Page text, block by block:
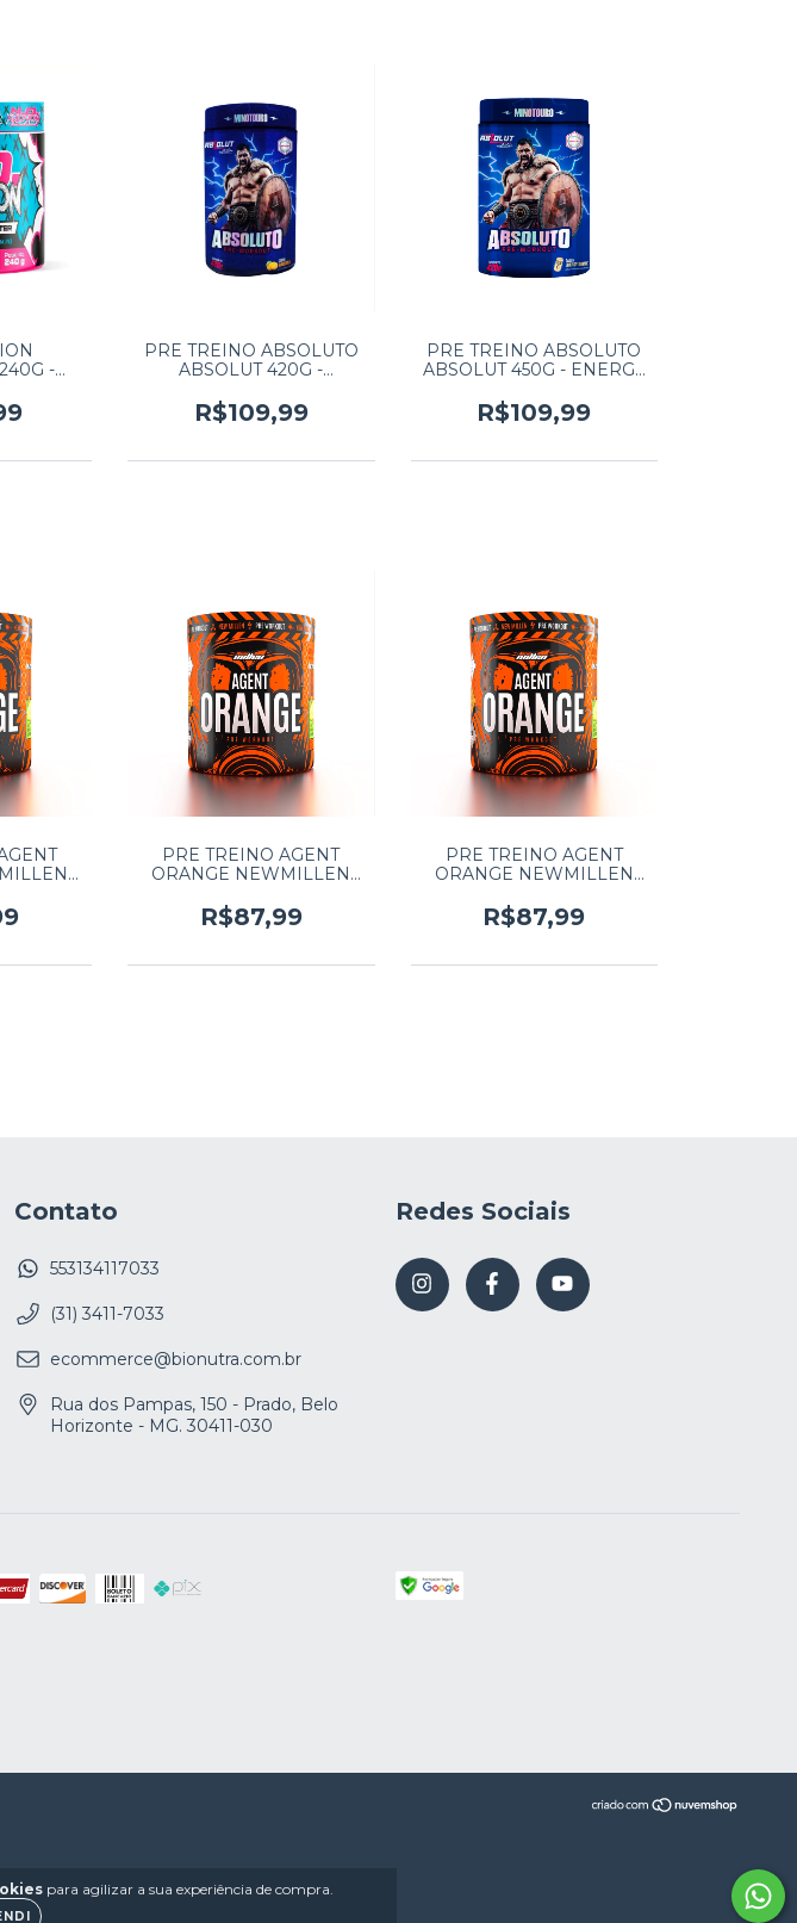
para agilizar a sua experiência de compra.
-
PRE TREINO ABSOLUTO
ABSOLUT 420G -
R$109,99
PRE TREINO ABSOLUTO
ABSOLUT 450G - ENERGY
R$109,99
PRE TREINO AGENT
ORANGE NEWMILLEN
R$87,99
PRE TREINO AGENT
ORANGE NEWMILLEN
R$87,99
Contato
553134117033
(31) 3411-7033
ecommerce@bionutra.com.br
Rua dos Pampas, 150 - Prado, Belo
Horizonte - MG. 30411-030
Redes Sociais